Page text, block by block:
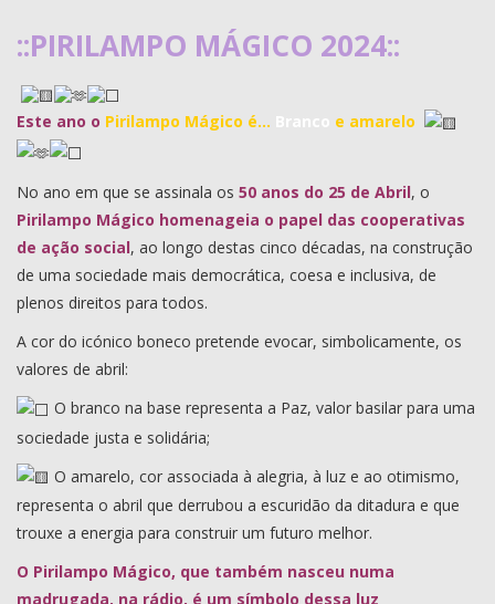
::PIRILAMPO MÁGICO 2024::
Este ano o Pirilampo Mágico é… e amarelo
No ano em que se assinala os 50 anos do 25 de Abril, o
Pirilampo Mágico homenageia o papel das cooperativas
de ação social, ao longo destas cinco décadas, na construção
de uma sociedade mais democrática, coesa e inclusiva, de
plenos direitos para todos.
A cor do icónico boneco pretende evocar, simbolicamente, os
valores de abril:
O branco na base representa a Paz, valor basilar para uma
sociedade justa e solidária;
O amarelo, cor associada à alegria, à luz e ao otimismo,
representa o abril que derrubou a escuridão da ditadura e que
trouxe a energia para construir um futuro melhor.
O Pirilampo Mágico, que também nasceu numa
madrugada, na rádio, é um símbolo dessa luz